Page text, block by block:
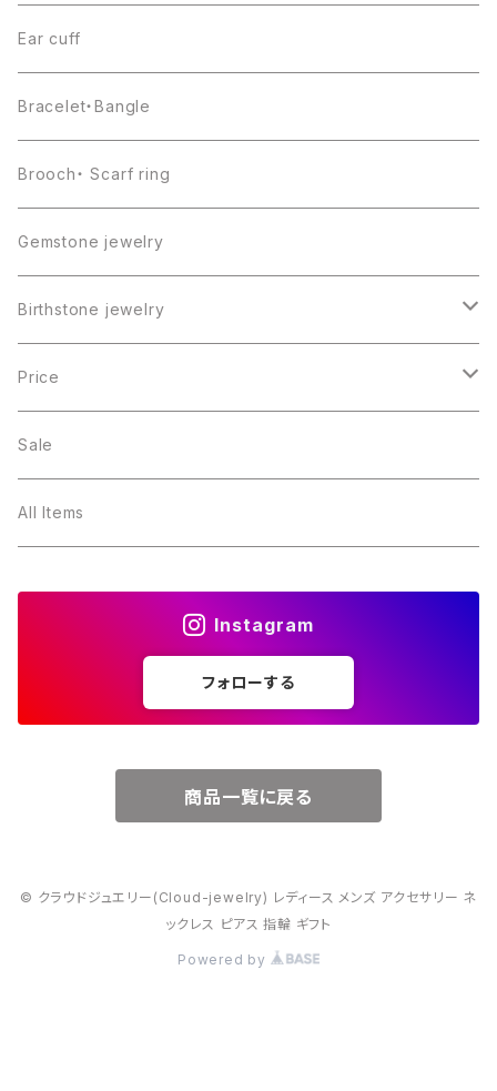
Ear cuff
Bracelet・Bangle
Brooch・ Scarf ring
Gemstone jewelry
Birthstone jewelry
１月・ガーネット
２月・アメジスト
３月・アクアマリン
Price
～5000円
～10000円
Sale
All Items
Instagram
フォローする
商品一覧に戻る
© クラウドジュエリー(Cloud-jewelry) レディース メンズ アクセサリー ネ
ックレス ピアス 指輪 ギフト
Powered by